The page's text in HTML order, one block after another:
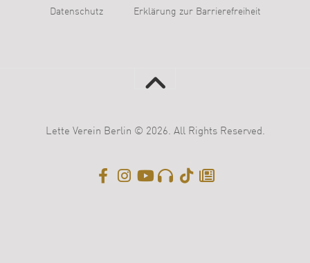
Datenschutz Erklärung zur Barrierefreiheit
Lette Verein Berlin © 2026. All Rights Reserved.